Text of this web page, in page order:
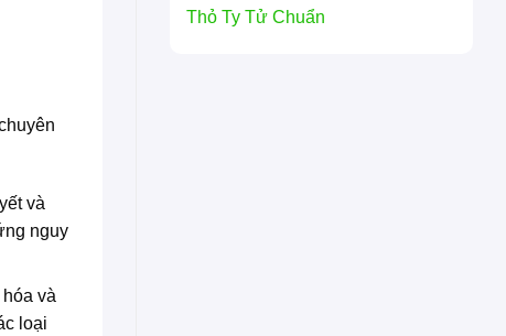
và
nguy
và
loại
Thỏ Ty Tử Chuẩn